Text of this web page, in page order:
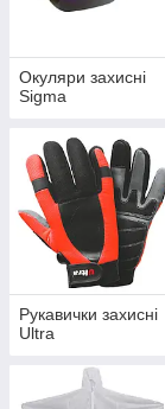
Окуляри захисні
Sigma
Рукавички захисні
Ultra